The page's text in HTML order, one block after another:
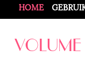
HOME
VOLUME